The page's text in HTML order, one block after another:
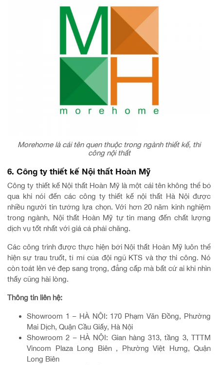
Morehome là cái tên quen thuộc trong ngành thiết kế, thi
công nội thất
6. Công ty thiết kế Nội thất Hoàn Mỹ
Công ty thiết kế Nội thất Hoàn Mỹ là một cái tên không thể bỏ
qua khi nói đến các công ty thiết kế nội thất Hà Nội được
nhiều người tin tưởng lựa chọn. Với hơn 20 năm kinh nghiệm
trong ngành, Nội thất Hoàn Mỹ tự tin mang đến chất lượng
dịch vụ tốt nhất với giá cả phải chăng.
Các công trình được thực hiện bởi Nội thất Hoàn Mỹ luôn thể
hiện sự trau truốt, tỉ mỉ của đội ngũ KTS và thợ thi công. Nó
còn toát lên vẻ đẹp sang trọng, đẳng cấp mà bất cứ ai khi nhìn
thấy cũng hài lòng.
Thông tin liên hệ:
Showroom 1 – HÀ NỘI: 170 Phạm Văn Đồng, Phường
Mai Dịch, Quận Cầu Giấy, Hà Nội
Showroom 2 – HÀ NỘI: Gian hàng 313, tầng 3, TTTM
Vincom Plaza Long Biên , Phường Việt Hưng, Quận
Long Biên